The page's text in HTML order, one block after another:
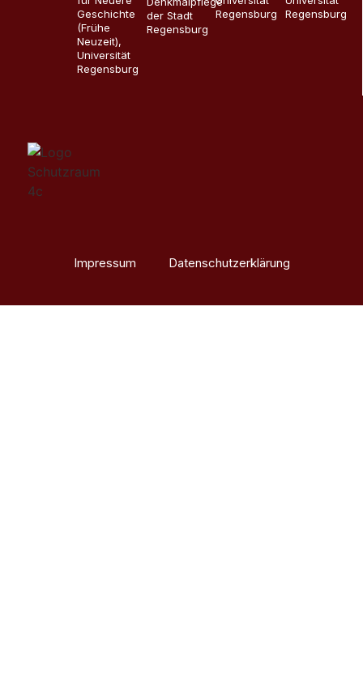
Geschichte
(Frühe
Neuzeit),
Universität
Regensburg
der Stadt
Regensburg
Regensburg
Regensburg
Impressum Datenschutzerklärung